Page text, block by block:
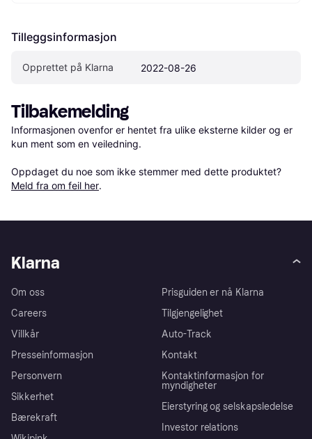
Tilleggsinformasjon
Opprettet på Klarna 2022-08-26
Tilbakemelding
Informasjonen ovenfor er hentet fra ulike eksterne kilder og er
kun ment som en veiledning.
Oppdaget du noe som ikke stemmer med dette produktet?
Meld fra om feil her.
Klarna
Om oss
Careers
Villkår
Presseinformasjon
Personvern
Sikkerhet
Bærekraft
Prisguiden er nå Klarna
Tilgjengelighet
Auto-Track
Kontakt
Kontaktinformasjon for
myndigheter
Eierstyring og selskapsledelse
Investor relations